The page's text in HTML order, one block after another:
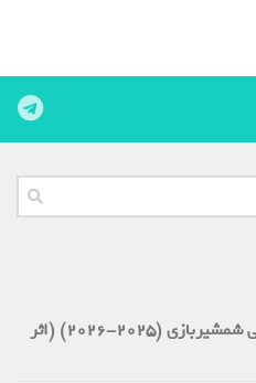
قوانین تکنیکی فدراسیون جهانی شمشیربازی (2025-2026) (اثر